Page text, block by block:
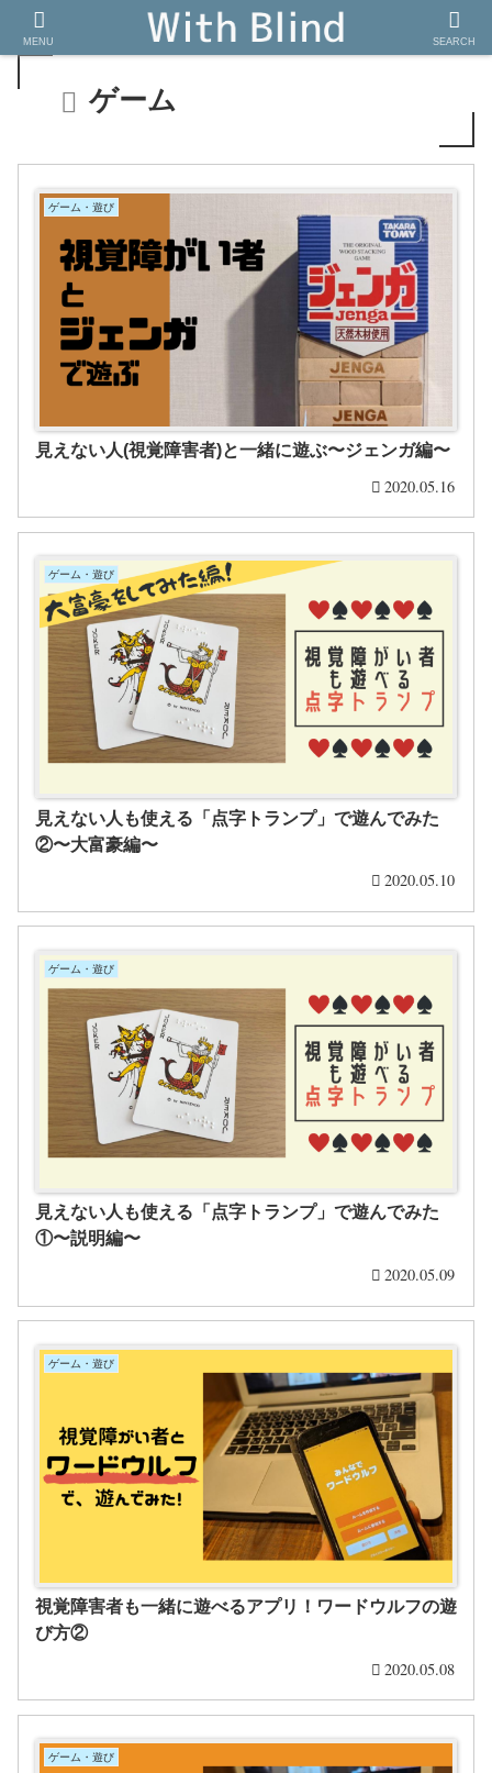
ゲーム
ゲーム・遊び
見えない人(視覚障害者)と一緒に遊ぶ〜ジェンガ編〜
2020.05.16
ゲーム・遊び
見えない人も使える「点字トランプ」で遊んでみた
②〜大富豪編〜
2020.05.10
ゲーム・遊び
見えない人も使える「点字トランプ」で遊んでみた
①〜説明編〜
2020.05.09
ゲーム・遊び
視覚障害者も一緒に遊べるアプリ！ワードウルフの遊
び方②
2020.05.08
ゲーム・遊び
MENU SEARCH